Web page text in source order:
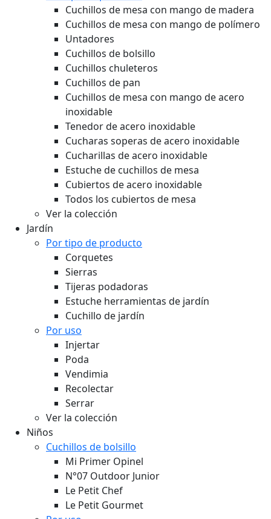
Cuchillos de mesa con mango de madera
Cuchillos de mesa con mango de polímero
Untadores
Cuchillos de bolsillo
Cuchillos chuleteros
Cuchillos de pan
Cuchillos de mesa con mango de acero
inoxidable
Tenedor de acero inoxidable
Cucharas soperas de acero inoxidable
Cucharillas de acero inoxidable
Estuche de cuchillos de mesa
Cubiertos de acero inoxidable
Todos los cubiertos de mesa
Ver la colección
Jardín
Por tipo de producto
Corquetes
Sierras
Tijeras podadoras
Estuche herramientas de jardín
Cuchillo de jardín
Por uso
Injertar
Poda
Vendimia
Recolectar
Serrar
Ver la colección
Niños
Cuchillos de bolsillo
Mi Primer Opinel
N°07 Outdoor Junior
Le Petit Chef
Le Petit Gourmet